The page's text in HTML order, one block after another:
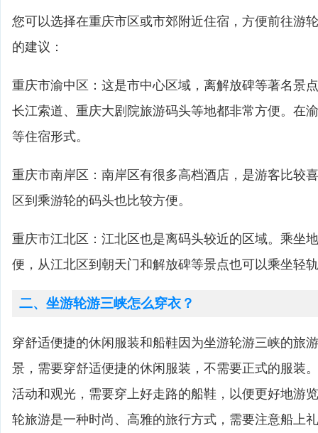
您可以选择在重庆市区或市郊附近住宿，方便前往游
的建议：
重庆市渝中区：这是市中心区域，离解放碑等著名景
长江索道、重庆大剧院旅游码头等地都非常方便。在
等住宿形式。
重庆市南岸区：南岸区有很多高档酒店，是游客比较
区到乘游轮的码头也比较方便。
重庆市江北区：江北区也是离码头较近的区域。乘坐
便，从江北区到朝天门和解放碑等景点也可以乘坐轻
二、坐游轮游三峡怎么穿衣？
穿舒适便捷的休闲服装和船鞋因为坐游轮游三峡的旅
景，需要穿舒适便捷的休闲服装，不需要正式的服装
活动和观光，需要穿上好走路的船鞋，以便更好地游
轮旅游是一种时尚、高雅的旅行方式，需要注意船上